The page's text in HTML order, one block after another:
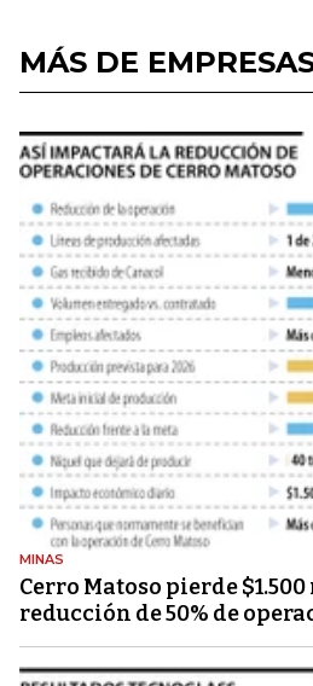
MÁS DE
MINAS
Cerro Matoso pierde
reducción de 50% de